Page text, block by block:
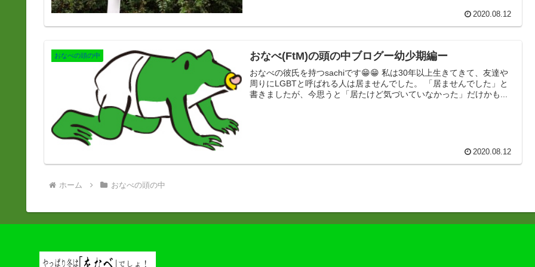
2020.08.12
おなべの頭の中 おなべ(FtM)の頭の中ブログー幼少期編ー
おなべの彼氏を持つsachiです😁😁 私は30年以上生きてきて、友達や
周りにLGBTと呼ばれる人は居ませんでした。 「居ませんでした」と
書きましたが、今思うと「居たけど気づいていなかった」だけかも...
2020.08.12
ホーム おなべの頭の中